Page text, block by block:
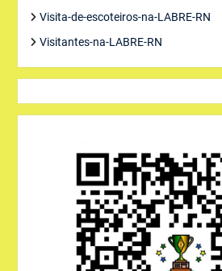
Visita-de-escoteiros-na-LABRE-RN
Visitantes-na-LABRE-RN